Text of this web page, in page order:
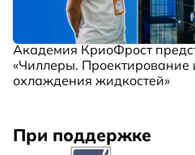
Академия КриоФрост
«Чиллеры. Проектирование
охлаждения жидкостей»
При поддержке